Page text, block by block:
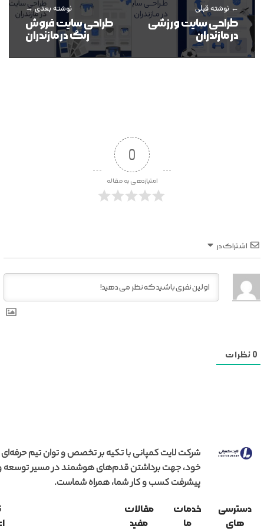
نوشته قبلی
طراحی سایت ورزشی
در مازندران
نوشته بعدی
طراحی سایت فروش
رنگ در مازندران
0
امتیازدهی به مقاله
اشتراک در
0 نظرات
شرکت لایت کمپانی با تکیه بر تخصص و توان تیم حرفه‌ای
خود، جهت برداشتن قدم‌های هوشمند در مسیر توسعه
پیشرفت کسب و کار شما، همراه شماست.
دسترسی
های
خدمات
ما
مقالات
مفید